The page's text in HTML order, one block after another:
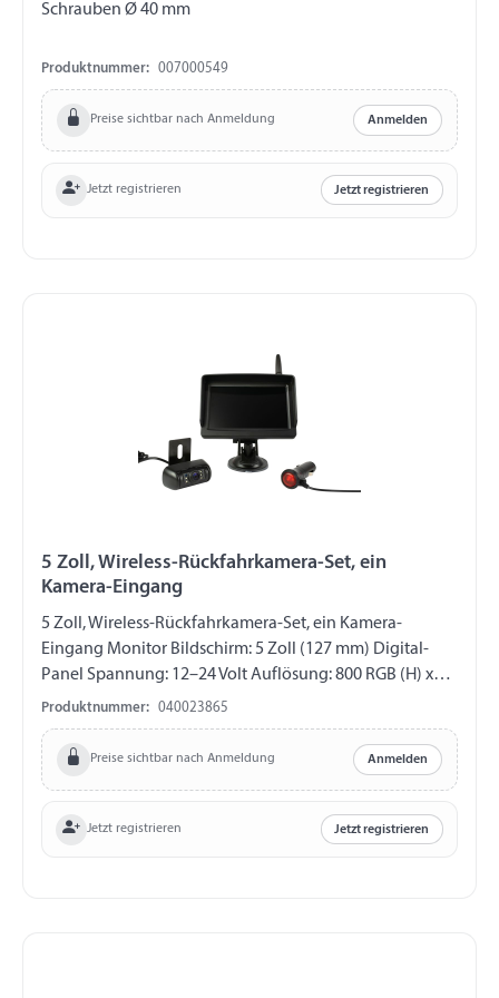
Schrauben Ø 40 mm
Produktnummer: 007000549
Preise sichtbar nach Anmeldung Anmelden
Jetzt registrieren Jetzt registrieren
5 Zoll, Wireless-Rückfahrkamera-Set, ein
Kamera-Eingang
5 Zoll, Wireless-Rückfahrkamera-Set, ein Kamera-
Eingang Monitor Bildschirm: 5 Zoll (127 mm) Digital-
Panel Spannung: 12–24 Volt Auflösung: 800 RGB (H) x
480 (V) Punkte TV-Farbstandard: NTSC/PAL
(automatische Umschaltung) OSD-Menü: Helligkeit,
Kontrast, Farbe Videoeingang: 1 Eingang / Helligkeit: 500
cd/m² / Kontrast: 1200:1 Anschluss: Zigarettenanzünder-
Funktionen: Drei Tasten, Sonnenschutz,
Produktnummer: 040023865
Preise sichtbar nach Anmeldung Anmelden
Jetzt registrieren Jetzt registrieren